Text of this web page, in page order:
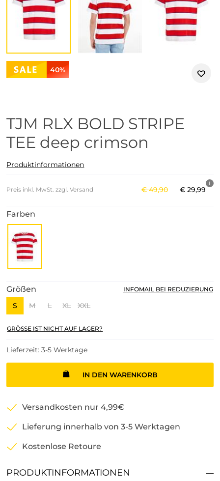
40%
TJM RLX BOLD STRIPE
TEE deep crimson
Produktinformationen
Preis inkl. MwSt. zzgl. Versand €49,90 € 29,99
Farben
Größen
S M L XL XXL
INFOMAIL BEI REDUZIERUNG
GRÖSSE IST NICHT AUF LAGER?
Lieferzeit: 3-5 Werktage
IN DEN WARENKORB
Versandkosten nur 4,99€
Lieferung innerhalb von 3-5 Werktagen
Kostenlose Retoure
PRODUKTINFORMATIONEN